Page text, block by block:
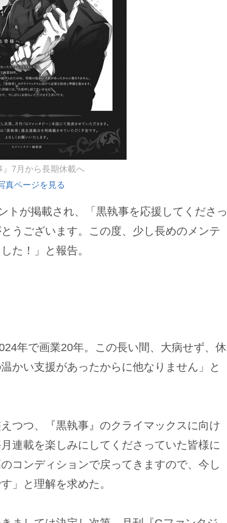
』7月から長期休載へ
真ページを見る
が掲載され、「黒執事を応援してくださっ
うございます。この度、少し長めのメンテ
た！」と報告。
年で画業20年。この長い間、大病せず、休
かい支援があったからに他なりません」と
つつ、『黒執事』のクライマックスに向け
連載を楽しみにしてくださっていた皆様に
コンディションで戻ってきますので、今し
」と理解を求めた。